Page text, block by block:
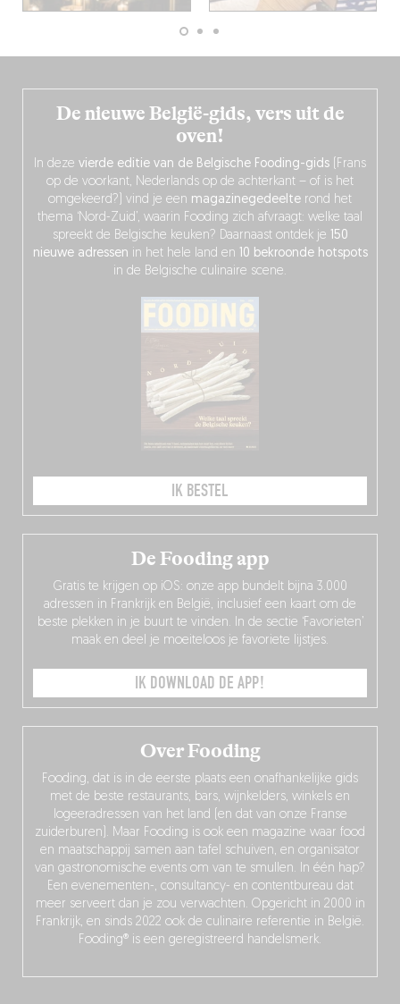
De nieuwe België-gids, vers uit de
oven!
In deze vierde editie van de Belgische Fooding-gids (Frans
op de voorkant, Nederlands op de achterkant – of is het
omgekeerd?) vind je een magazinegedeelte rond het
thema ‘Nord-Zuid’, waarin Fooding zich afvraagt: welke taal
spreekt de Belgische keuken? Daarnaast ontdek je 150
nieuwe adressen in het hele land en 10 bekroonde hotspots
in de Belgische culinaire scene.
IK BESTEL
Over Fooding
Fooding, dat is in de eerste plaats een onafhankelijke gids
met de beste restaurants, bars, wijnkelders, winkels en
logeeradressen van het land (en dat van onze Franse
zuiderburen). Maar Fooding is ook een magazine waar food
en maatschappij samen aan tafel schuiven, en organisator
van gastronomische events om van te smullen. In één hap?
Een evenementen-, consultancy- en contentbureau dat
meer serveert dan je zou verwachten. Opgericht in 2000 in
Frankrijk, en sinds 2022 ook de culinaire referentie in België.
Fooding® is een geregistreerd handelsmerk.
De Fooding app
Gratis te krijgen op iOS: onze app bundelt bijna 3.000
adressen in Frankrijk en België, inclusief een kaart om de
beste plekken in je buurt te vinden. In de sectie ‘Favorieten’
maak en deel je moeiteloos je favoriete lijstjes.
IK DOWNLOAD DE APP!